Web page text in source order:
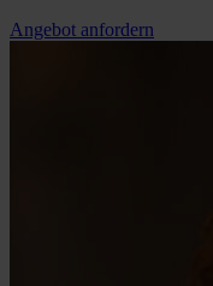
Angebot anfordern